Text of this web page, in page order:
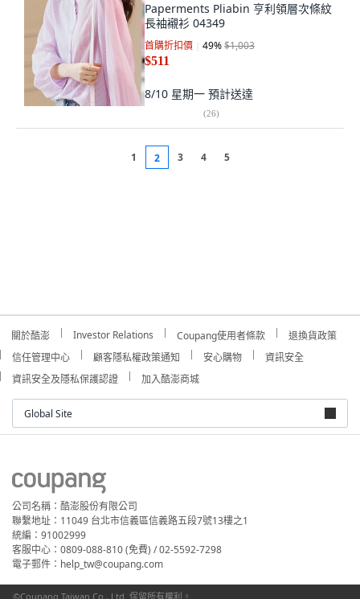
Paperments Pliabin 亨利領層次條紋
長袖襯衫 04349
首購折扣價 49%$1,003
$511
8/10 星期一 預計送達
(26)
1 2 3 4 5
關於酷澎 Investor Relations Coupang使用者條款
退換貨政策
信任管理中心
顧客隱私權政策通知 安心購物
資訊安全
資訊安全及隱私保護認證
加入酷澎商城
Global Site
公司名稱：酷澎股份有限公司
聯繫地址：11049 台北市信義區信義路五段7號13樓之1
統編：91002999
客服中心：0809-088-810 (免費) / 02-5592-7298
電子郵件：help_tw@coupang.com
©Coupang Taiwan Co., Ltd. 保留所有權利。